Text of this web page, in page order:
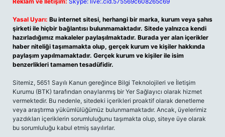
Yasal Uyarı: Bu internet sitesi, herhangi bir marka, kurum veya şahıs
şirketi ile hiçbir bağlantısı bulunmamaktadır. Sitede yalnızca kendi
hazırladığımız makaleler paylaşılmaktadır. Burada yer alan içerikler
haber niteliği taşımamakta olup, gerçek kurum ve kişiler hakkında
paylaşım yapılmamaktadır. Gerçek kurum ve kişiler ile isim
benzerlikleri tamamen tesadüfidir.
Sitemiz, 5651 Sayılı Kanun gereğince Bilgi Teknolojileri ve İletişim
Kurumu (BTK) tarafından onaylanmış bir Yer Sağlayıcı olarak hizmet
vermektedir. Bu nedenle, sitedeki içerikleri proaktif olarak denetleme
veya araştırma yükümlülüğümüz bulunmamaktadır. Ancak, üyelerimiz
yazdıkları içeriklerin sorumluluğunu taşımakta olup, siteye üye olarak
bu sorumluluğu kabul etmiş sayılırlar.